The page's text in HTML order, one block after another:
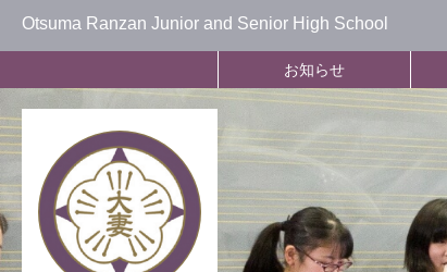
Otsuma Ranzan Junior and Senior High School
お知らせ